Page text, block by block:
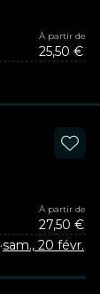
À partir de
25,50 €
À partir de
27,50 €
·sam., 20 févr.